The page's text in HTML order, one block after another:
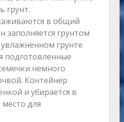
грунт.
в общий
заполняется грунтом
грунте
подготовленные
немного
Контейнер
и убирается в
для